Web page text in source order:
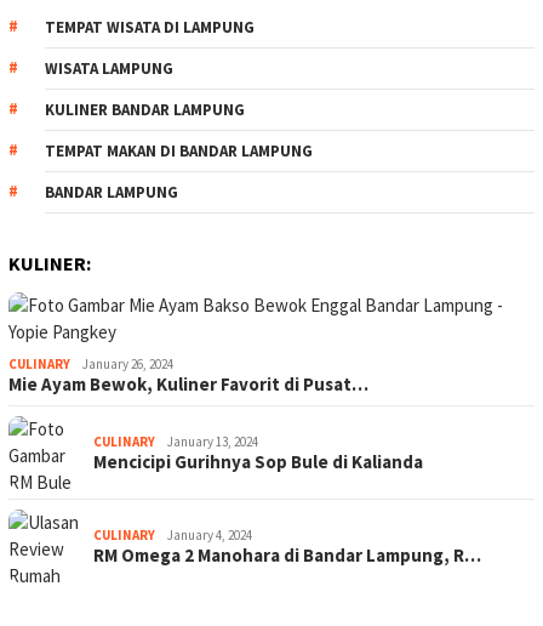
TEMPAT WISATA DI LAMPUNG
WISATA LAMPUNG
KULINER BANDAR LAMPUNG
TEMPAT MAKAN DI BANDAR LAMPUNG
BANDAR LAMPUNG
KULINER:
CULINARY January 26, 2024
Mie Ayam Bewok, Kuliner Favorit di Pusat…
CULINARY January 13, 2024
Mencicipi Gurihnya Sop Bule di Kalianda
CULINARY January 4, 2024
RM Omega 2 Manohara di Bandar Lampung, R…